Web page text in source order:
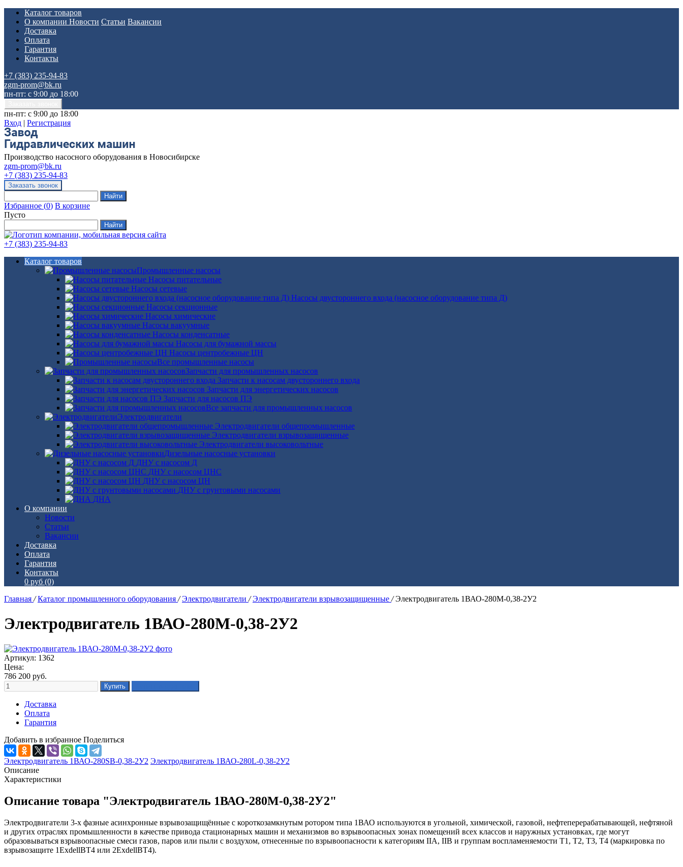
Каталог товаров
О компании Новости Статьи Вакансии
Доставка
Оплата
Гарантия
Контакты
+7 (383) 235-94-83
zgm-prom@bk.ru
пн-пт: с 9:00 до 18:00
пн-пт: с 9:00 до 18:00
Вход | Регистрация
Производство насосного оборудования в Новосибирске
zgm-prom@bk.ru
+7 (383) 235-94-83
Избранное (0) В корзине
Пусто
+7 (383) 235-94-83
Каталог товаров
Промышленные насосы
Насосы питательные
Насосы сетевые
Насосы двустороннего входа (насосное оборудование типа Д)
Насосы секционные
Насосы химические
Насосы вакуумные
Насосы конденсатные
Насосы для бумажной массы
Насосы центробежные ЦН
Все промышленные насосы
Запчасти для промышленных насосов
Запчасти к насосам двустороннего входа
Запчасти для энергетических насосов
Запчасти для насосов ПЭ
Все запчасти для промышленных насосов
Электродвигатели
Электродвигатели общепромышленные
Электродвигатели взрывозащищенные
Электродвигатели высоковольтные
Дизельные насосные установки
ДНУ с насосом Д
ДНУ с насосом ЦНС
ДНУ с насосом ЦН
ДНУ с грунтовыми насосами
ДНА
О компании
Новости
Статьи
Вакансии
Доставка
Оплата
Гарантия
Контакты
0 руб (0)
Главная / Каталог промышленного оборудования / Электродвигатели / Электродвигатели взрывозащищенные / Электродвигатель 1ВАО-280М-0,38-2У2
Электродвигатель 1ВАО-280М-0,38-2У2
Артикул: 1362
Цена:
786 200 руб.
Доставка
Оплата
Гарантия
Добавить в избранное Поделиться
Электродвигатель 1ВАО-280SВ-0,38-2У2 Электродвигатель 1ВАО-280L-0,38-2У2
Описание
Характеристики
Описание товара "Электродвигатель 1ВАО-280М-0,38-2У2"
Электродвигатели 3-х фазные асинхронные взрывозащищённые с короткозамкнутым ротором типа 1ВАО используются в угольной, химической, газовой, нефтеперерабатывающей, нефтяной
и других отраслях промышленности в качестве привода стационарных машин и механизмов во взрывоопасных зонах помещений всех классов и наружных установках, где могут
образовываться взрывоопасные смеси газов, паров или пыли с воздухом, отнесенные по взрывоопасности к категориям IIА, IIВ и группам воспламеняемости Т1, Т2, Т3, Т4 (маркировка по
взрывозащите 1ЕхdellВТ4 или 2ЕхdellВТ4).